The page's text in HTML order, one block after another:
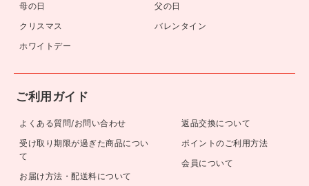
母の日
父の日
クリスマス
バレンタイン
ホワイトデー
ご利用ガイド
よくある質問/お問い合わせ
受け取り期限が過ぎた商品につい
て
お届け方法・配送料について
返品交換について
ポイントのご利用方法
会員について